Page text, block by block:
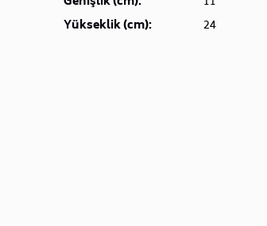
Yükseklik (cm):
24